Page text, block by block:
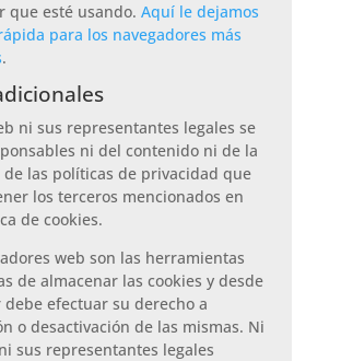
que esté usando. Aquí le dejamos
para los navegadores más
.
ni sus representantes legales se
ni del contenido ni de la
las políticas de privacidad que
los terceros mencionados en
de cookies.
web son las herramientas
de almacenar las cookies y desde
debe efectuar su derecho a
o desactivación de las mismas. Ni
sus representantes legales